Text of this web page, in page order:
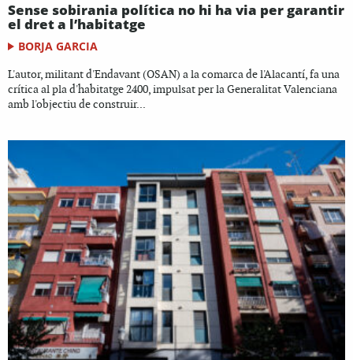
Sense sobirania política no hi ha via per garantir
el dret a l’habitatge
BORJA GARCIA
L'autor, militant d'Endavant (OSAN) a la comarca de l'Alacantí, fa una
crítica al pla d'habitatge 2400, impulsat per la Generalitat Valenciana
amb l'objectiu de construir...